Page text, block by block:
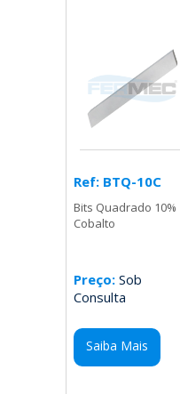
Ref: BTQ-10C
Bits Quadrado 10%
Cobalto
Preço: Sob
Consulta
Saiba Mais